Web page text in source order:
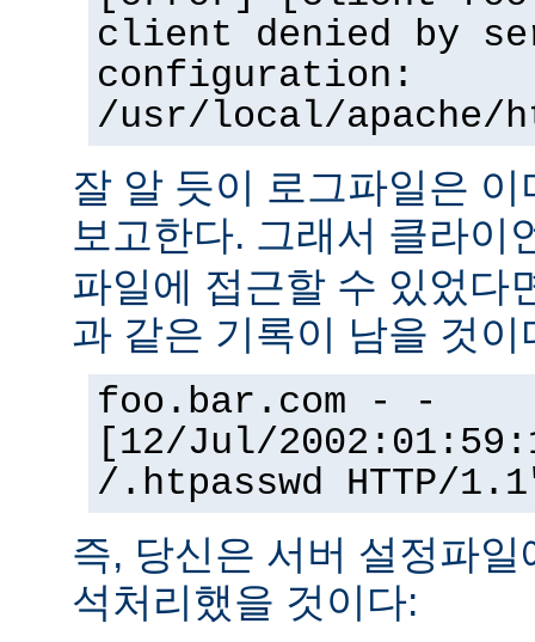
client denied by
configuration:
/usr/local/apache/
잘 알 듯이 로그파일은
보고한다. 그래서 클라이
파일에 접근할 수 있었다
과 같은 기록이 남을 것이
foo.bar.com - -
[12/Jul/
/.htpasswd HTTP/
즉, 당신은 서버 설정파
석처리했을 것이다: